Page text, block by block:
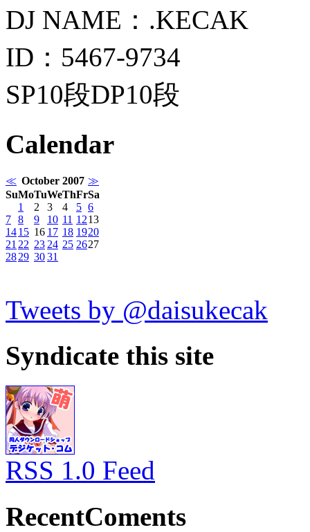
DJ NAME：.KECAK
ID：5467-9734
SP10段DP10段
Calendar
≪ October 2007 ≫
SuMoTuWeThFrSa
1
2 3 4 5 6
7 8 9 10 11 1213
1415 16 17 18 1920
21 22 23 24 25 2627
2829 3031
Tweets by @daisukecak
Syndicate this site
RSS 1.0 Feed
RecentComents